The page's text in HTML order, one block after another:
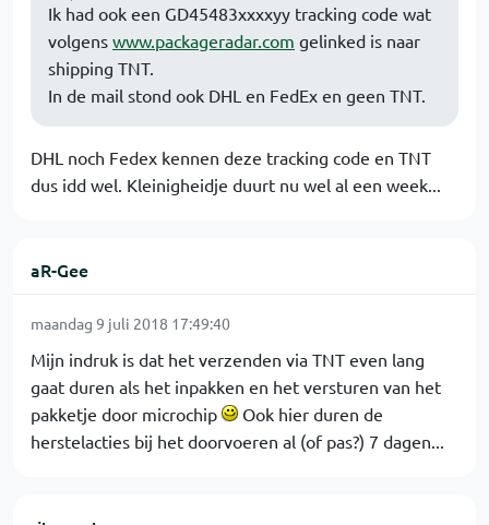
Ik had ook een GD45483xxxxyy tracking code wat
volgens www.packageradar.com gelinked is naar
shipping TNT.
In de mail stond ook DHL en FedEx en geen TNT.
DHL noch Fedex kennen deze tracking code en TNT
dus idd wel. Kleinigheidje duurt nu wel al een week...
aR-Gee
maandag 9 juli 2018 17:49:40
Mijn indruk is dat het verzenden via TNT even lang
gaat duren als het inpakken en het versturen van het
pakketje door microchip
Ook hier duren de
herstelacties bij het doorvoeren al (of pas?) 7 dagen...